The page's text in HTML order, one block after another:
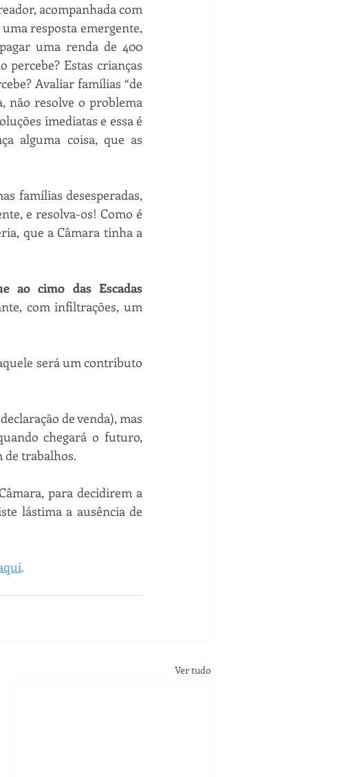
acompanhada com
resposta emergente,
uma renda de 400
Estas crianças
Avaliar famílias “de
não resolve o problema
imediatas e essa é
alguma coisa, que as
famílias desesperadas,
e resolva-os! Como é
que a Câmara tinha a
ao cimo das Escadas
com infiltrações, um
será um contributo
de venda), mas
chegará o futuro,
de trabalhos.
para decidirem a
lástima a ausência de
.
Ver tudo